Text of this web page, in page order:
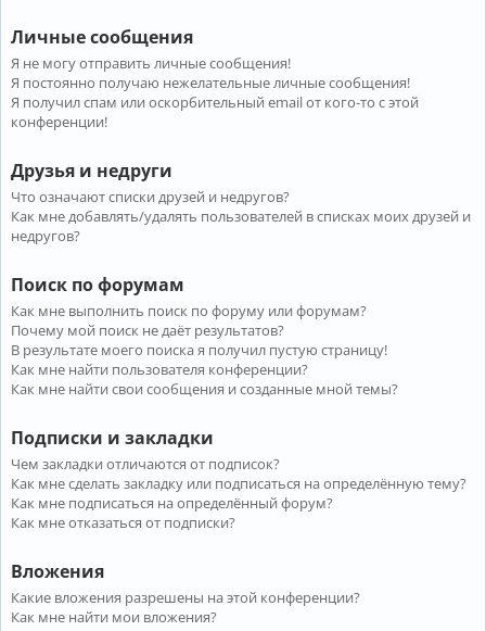
Личные сообщения
Я не могу отправить личные сообщения!
Я постоянно получаю нежелательные личные сообщения!
Я получил спам или оскорбительный email от кого-то с этой
конференции!
Друзья и недруги
Что означают списки друзей и недругов?
Как мне добавлять/удалять пользователей в списках моих друзей и
недругов?
Поиск по форумам
Как мне выполнить поиск по форуму или форумам?
Почему мой поиск не даёт результатов?
В результате моего поиска я получил пустую страницу!
Как мне найти пользователя конференции?
Как мне найти свои сообщения и созданные мной темы?
Подписки и закладки
Чем закладки отличаются от подписок?
Как мне сделать закладку или подписаться на определённую тему?
Как мне подписаться на определённый форум?
Как мне отказаться от подписки?
Вложения
Какие вложения разрешены на этой конференции?
Как мне найти мои вложения?